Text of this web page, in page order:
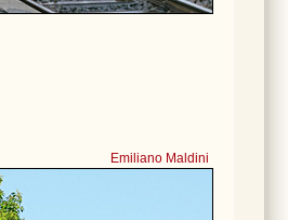
Emiliano Maldini